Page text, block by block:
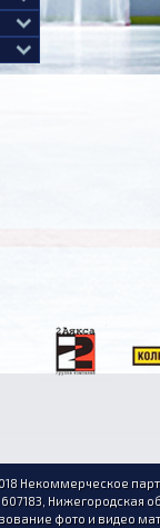
Некоммерческое
607183, Нижегородская
фото и видео